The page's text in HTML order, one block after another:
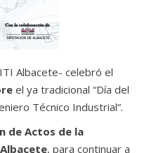
Albacete- celebró el
el ya tradicional “Día del
Técnico Industrial”.
de Actos de la
, para continuar a